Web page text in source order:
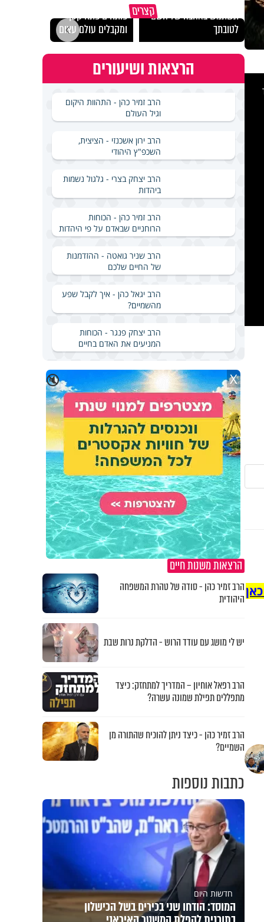
is
קצריםתשתמש באהבה של השם
לטובתך
פותחים פתח קטן -
ומקבלים עולם עצום
הרצאות ושיעורים
הרב זמיר כהן - התהוות היקום
וגיל העולם
הרב ירון אשכנזי - הציצית,
השכפ"ץ היהודי
הרב יצחק בצרי - גלגול נשמות
ביהדות
הרב זמיר כהן - הכוחות
הרוחניים שבאדם על פי היהדות
הרב שניר גואטה - ההזדמנות
של החיים שלכם
הרב יגאל כהן - איך לקבל שפע
מהשמיים?
הרב יצחק פנגר - הכוחות
המניעים את האדם בחיים
🔇 X
הרצאות משנות חיים
הרב זמיר כהן - סודה של טהרת המשפחה
היהודית
יש לי מושג עם עודד הרוש - הדלקת נרות שבת
הרב רפאל אוחיון – המדריך למתחזק: כיצד
מתפללים תפילת שמונה עשרה?
הרב זמיר כהן - כיצד ניתן להוכיח שהתורה מן
השמיים?
כתבות נוספות
חדשות היום
המוסד: הודחו שני בכירים בשל הכישלון